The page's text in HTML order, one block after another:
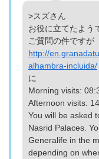
>スズさん
お役に立てたよう
ご質問の件ですが
http://
alhambra-incluida/
に
Morning visits:
Afternoon visits:
You will be asked
Nasrid Palaces.
Generalife in the
depending on